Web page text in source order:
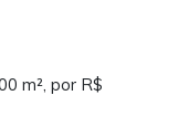
m², por R$